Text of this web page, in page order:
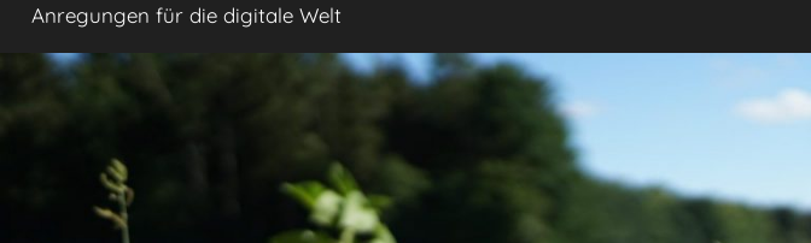
Anregungen für die digitale Welt